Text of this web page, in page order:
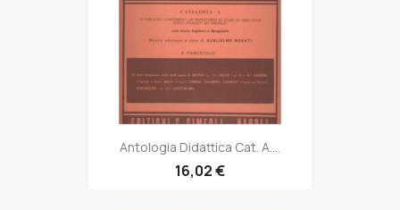
Antologia Didattica Cat. A....
16,02 €